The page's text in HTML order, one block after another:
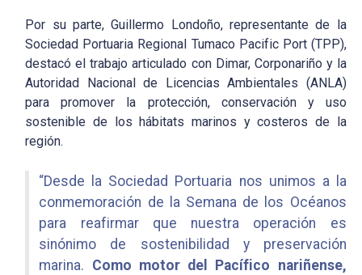
Por su parte, Guillermo Londoño, representante de la
Sociedad Portuaria Regional Tumaco Pacific Port (TPP),
destacó el trabajo articulado con Dimar, Corponariño y la
Autoridad Nacional de Licencias Ambientales (ANLA)
para promover la protección, conservación y uso
sostenible de los hábitats marinos y costeros de la
región.
“Desde la Sociedad Portuaria nos unimos a la
conmemoración de la Semana de los Océanos
para reafirmar que nuestra operación es
sinónimo de sostenibilidad y preservación
marina. Como motor del Pacífico nariñense,